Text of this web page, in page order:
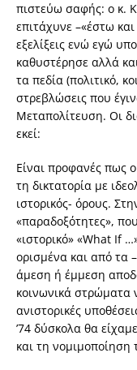
πιστεύω σαφής: ο κ.
επιτάχυνε –«έστω
εξελίξεις ενώ εγώ
καθυστέρησε αλλά
τα πεδία (πολιτικό,
στρεβλώσεις που
Μεταπολίτευση. Οι
εκεί:
Είναι προφανές πως
τη δικτατορία με
ιστορικός- όρους.
«παραδοξότητες»,
«ιστορικό» «What If
ορισμένα και από
άμεση ή έμμεση
κοινωνικά στρώματα
ανιστορικές
’74 δύσκολα θα
και τη νομιμοποίηση